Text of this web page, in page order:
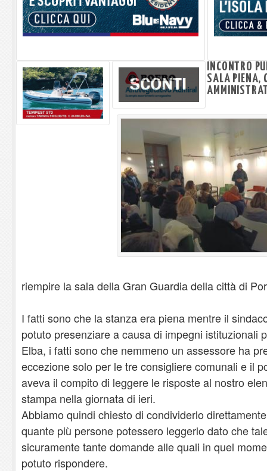
INCONTRO
SALA PIENA,
riempire la sala della Gran Guardia della città di
I fatti sono che la stanza era piena mentre il
potuto presenziare a causa di impegni istituzionali
Elba, i fatti sono che nemmeno un assessore ha
eccezione solo per le tre consigliere comunali e il
aveva il compito di leggere le risposte al nostro
stampa nella giornata di ieri.
Abbiamo quindi chiesto di condividerlo
quante più persone potessero leggerlo dato che
sicuramente tante domande alle quali in quel
potuto rispondere.